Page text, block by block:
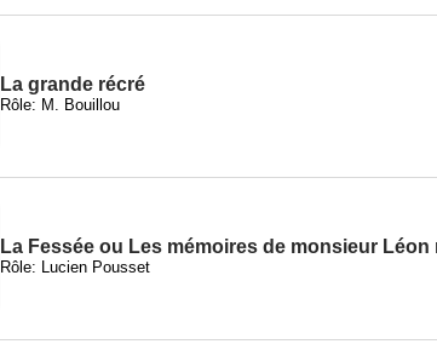
La grande récré
Rôle: M. Bouillou
La Fessée ou Les mémoires de monsieur Léon
Rôle: Lucien Pousset